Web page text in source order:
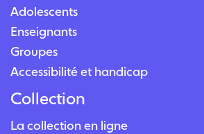
Adolescents
Enseignants
Groupes
Accessibilité et handicap
Collection
La collection en ligne